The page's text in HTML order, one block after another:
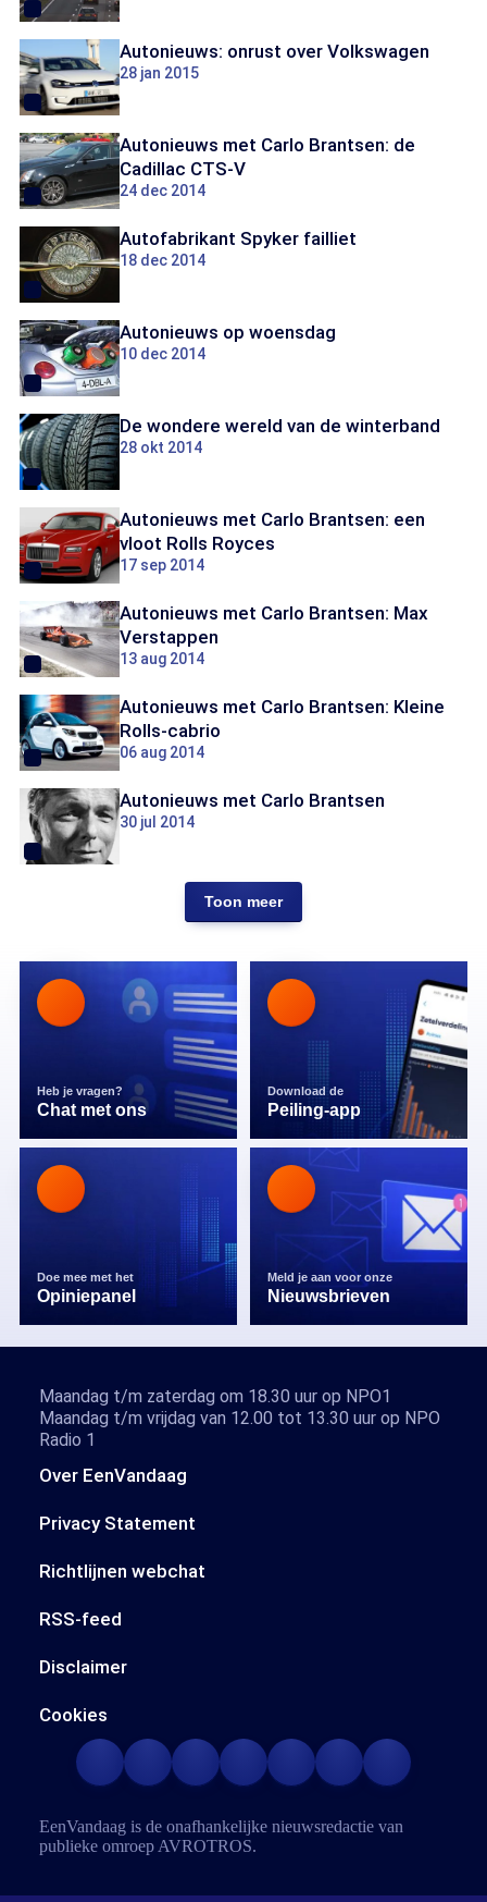
Autonieuws: onrust over Volkswagen
28 jan 2015
Autonieuws met Carlo Brantsen: de
Cadillac CTS-V
24 dec 2014
Autofabrikant Spyker failliet
18 dec 2014
Autonieuws op woensdag
10 dec 2014
De wondere wereld van de winterband
28 okt 2014
Autonieuws met Carlo Brantsen: een
vloot Rolls Royces
17 sep 2014
Autonieuws met Carlo Brantsen: Max
Verstappen
13 aug 2014
Autonieuws met Carlo Brantsen: Kleine
Rolls-cabrio
06 aug 2014
Autonieuws met Carlo Brantsen
30 jul 2014
Toon meer
Heb je vragen?
Chat met ons
Download de
Peiling-app
Doe mee met het
Opiniepanel
Meld je aan voor onze
Nieuwsbrieven
Over EenVandaag
Privacy Statement
Richtlijnen webchat
RSS-feed
Disclaimer
Cookies
Maandag t/m zaterdag om 18.30 uur op NPO1
Maandag t/m vrijdag van 12.00 tot 13.30 uur op NPO
Radio 1
EenVandaag is de onafhankelijke nieuwsredactie van
publieke omroep AVROTROS.